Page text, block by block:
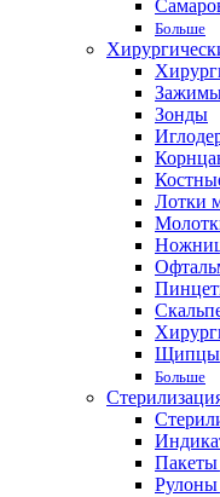
Больше
Зонды
Лотки
Щипцы
Больше
Пакеты
Рулоны